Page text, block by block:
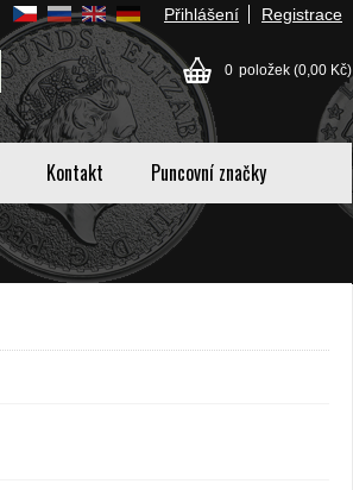
Přihlášení Registrace
0 položek (0,00 Kč)
Kontakt Puncovní značky